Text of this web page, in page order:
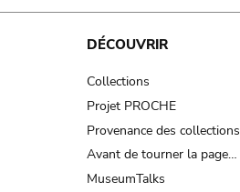
DÉCOUVRIR
Collections
Projet PROCHE
Provenance des collections
Avant de tourner la page…
MuseumTalks